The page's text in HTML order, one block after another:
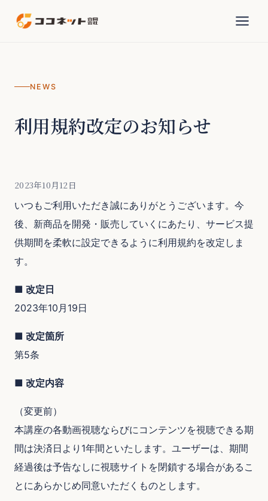
NEWS
利用規約改定のお知らせ
2023年10月12日
いつもご利用いただき誠にありがとうございます。今
後、新商品を開発・販売していくにあたり、サービス提
供期間を柔軟に設定できるように利用規約を改定しま
す。
■ 改定日
2023年10月19日
■ 改定箇所
第5条
■ 改定内容
（変更前）
本講座の各動画視聴ならびにコンテンツを視聴できる期
間は決済日より1年間といたします。ユーザーは、期間
経過後は予告なしに視聴サイトを閉鎖する場合があるこ
とにあらかじめ同意いただくものとします。